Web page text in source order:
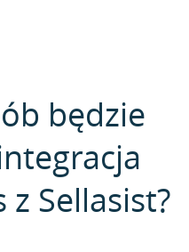
będzie
z Sellasist?